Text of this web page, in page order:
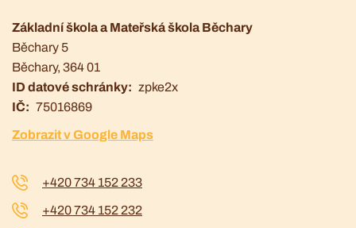
Základní škola a Mateřská škola Běchary
Běchary 5
Běchary, 364 01
ID datové schránky
zpke2x
IČ
75016869
Zobrazit v Google Maps
+420 734 152 233
+420 734 152 232